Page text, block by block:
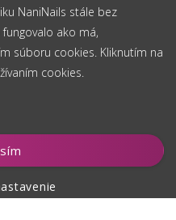
NaniNails stále bez
ako má,
súboru cookies. Kliknutím na
cookies.